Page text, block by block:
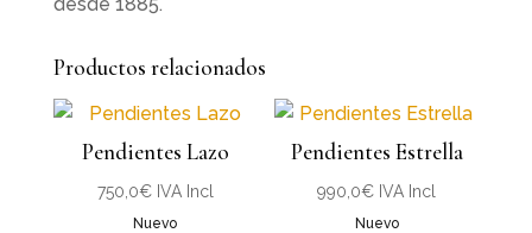
Productos relacionados
Pendientes Lazo
750,0€ IVA Incl
Nuevo
Pendientes Estrella
990,0€ IVA Incl
Nuevo